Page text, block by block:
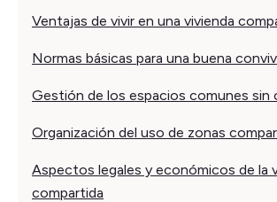
Ventajas de vivir en una vivienda
Normas básicas para una buena
Gestión de los espacios comunes
Organización del uso de zonas
Aspectos legales y económicos de la
compartida